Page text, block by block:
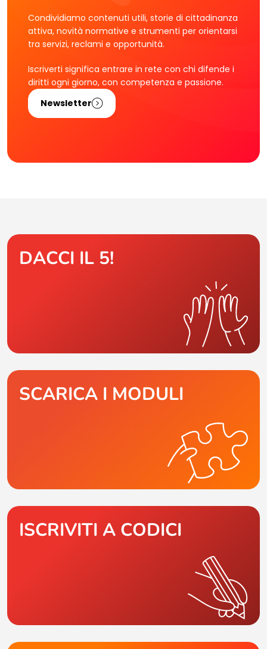
Condividiamo contenuti utili, storie di cittadinanza
attiva, novità normative e strumenti per orientarsi
tra servizi, reclami e opportunità.
Iscriverti significa entrare in rete con chi difende i
diritti ogni giorno, con competenza e passione.
Newsletter
DACCI IL 5!
SCARICA I MODULI
ISCRIVITI A CODICI